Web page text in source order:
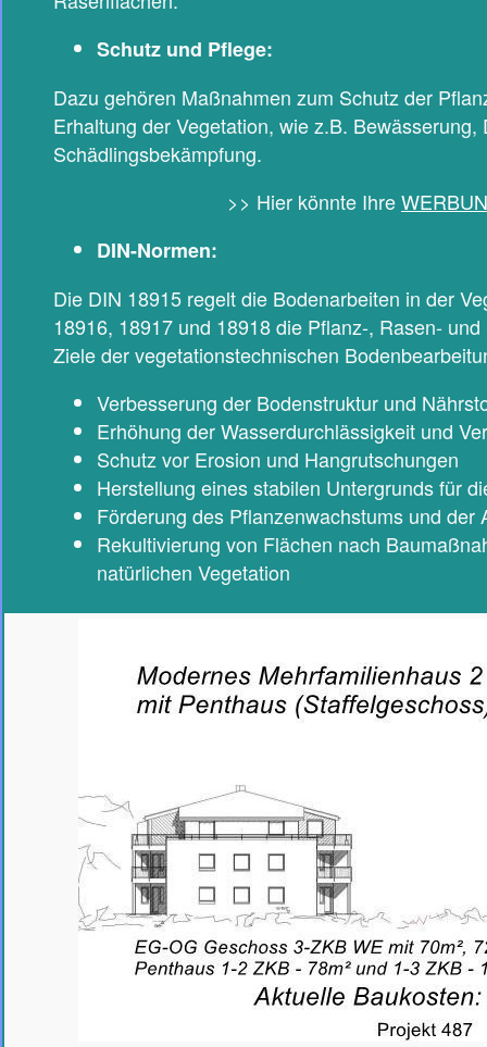
Schutz und Pflege:
Dazu gehören Maßnahmen zum Schutz der
Erhaltung der Vegetation, wie z.B. Bewässerung,
Schädlingsbekämpfung.
>> Hier könnte Ihre
DIN-Normen:
Die DIN 18915 regelt die Bodenarbeiten in der
18916, 18917 und 18918 die Pflanz-, Rasen-
Ziele der vegetationstechnischen
Verbesserung der Bodenstruktur und
Erhöhung der Wasserdurchlässigkeit und
Schutz vor Erosion und Hangrutschungen
Herstellung eines stabilen Untergrunds für
Förderung des Pflanzenwachstums und der
Rekultivierung von Flächen nach
natürlichen Vegetation